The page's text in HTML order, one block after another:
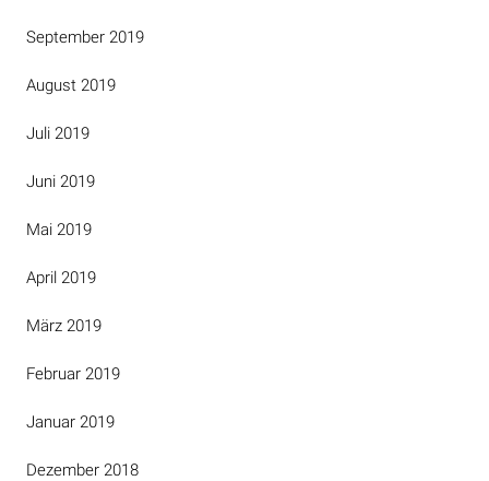
September 2019
August 2019
Juli 2019
Juni 2019
Mai 2019
April 2019
März 2019
Februar 2019
Januar 2019
Dezember 2018